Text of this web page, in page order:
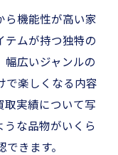
ら機能性が高い家
テムが持つ独特の
幅広いジャンルの
で楽しくなる内容
取実績について写
うな品物がいくら
きます。